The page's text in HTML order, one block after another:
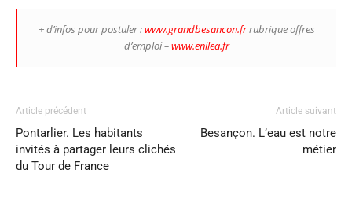
+ d’infos pour postuler :www.grandbesancon.frrubrique offres
d’emploi –www.enilea.fr
Article précédent
Pontarlier. Les habitants
invités à partager leurs clichés
du Tour de France
Article suivant
Besançon. L’eau est notre
métier